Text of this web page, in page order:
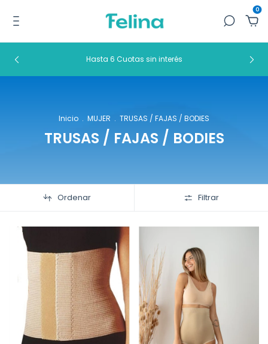
0
Hasta 6 Cuotas sin interés
Inicio . MUJER . TRUSAS / FAJAS / BODIES
TRUSAS / FAJAS / BODIES
Ordenar Filtrar